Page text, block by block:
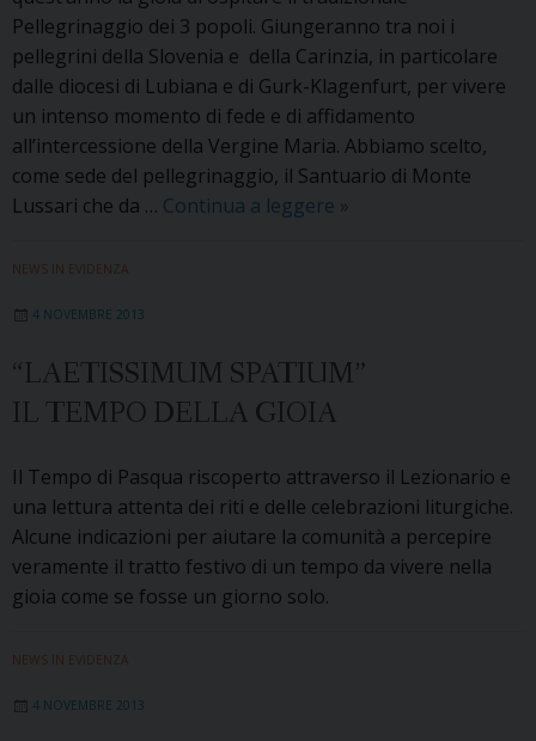
Pellegrinaggio dei 3 popoli. Giungeranno tra noi i
pellegrini della Slovenia e della Carinzia, in particolare
dalle diocesi di Lubiana e di Gurk-Klagenfurt, per vivere
un intenso momento di fede e di affidamento
all’intercessione della Vergine Maria. Abbiamo scelto,
come sede del pellegrinaggio, il Santuario di Monte
Lussari che da … Continua a leggere Messaggio
Tre
»
NEWS IN EVIDENZA
4 NOVEMBRE 2013
“LAETISSIMUM SPATIUM”
IL TEMPO DELLA GIOIA
Il Tempo di Pasqua riscoperto attraverso il Lezionario e
una lettura attenta dei riti e delle celebrazioni liturgiche.
Alcune indicazioni per aiutare la comunità a percepire
veramente il tratto festivo di un tempo da vivere nella
gioia come se fosse un giorno solo.
NEWS IN EVIDENZA
4 NOVEMBRE 2013